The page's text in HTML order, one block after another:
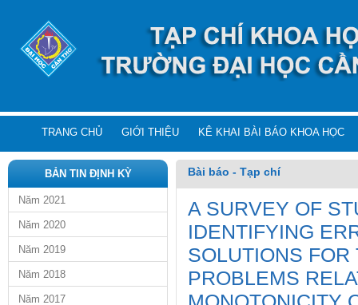
TRANG CHỦ GIỚI THIỆU KÊ KHAI BÀI BÁO KHOA HỌC
BẢN TIN ĐỊNH KỲ
Năm 2021
Năm 2020
Năm 2019
Năm 2018
Năm 2017
Bài báo - Tạp chí
A SURVEY OF
IDENTIFYING
SOLUTIONS FOR
PROBLEMS